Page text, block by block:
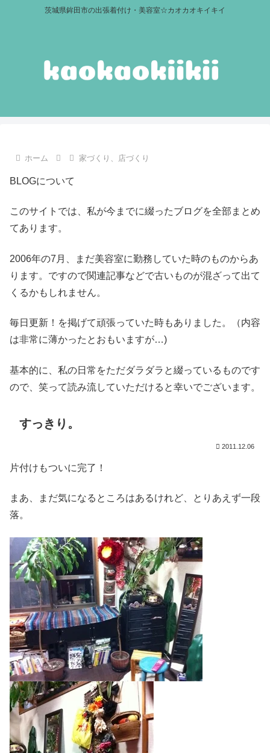
茨城県鉾田市の出張着付け・美容室☆カオカオキイキイ
ホーム 家づくり、店づくり
BLOGについて
このサイトでは、私が今までに綴ったブログを全部まとめ
てあります。
2006年の7月、まだ美容室に勤務していた時のものからあ
ります。ですので関連記事などで古いものが混ざって出て
くるかもしれません。
毎日更新！を掲げて頑張っていた時もありました。（内容
は非常に薄かったとおもいますが…)
基本的に、私の日常をただダラダラと綴っているものです
ので、笑って読み流していただけると幸いでございます。
すっきり。
2011.12.06
片付けもついに完了！
まあ、まだ気になるところはあるけれど、とりあえず一段
落。